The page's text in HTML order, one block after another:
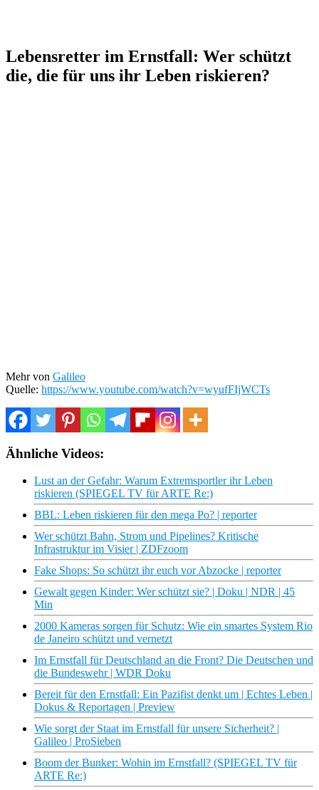
Lebensretter im Ernstfall: Wer schützt
die, die für uns ihr Leben riskieren?
Mehr von Galileo
Quelle: https://www.youtube.com/watch?v=wyufFIjWCTs
Ähnliche Videos:
Lust an der Gefahr: Warum Extremsportler ihr Leben
riskieren (SPIEGEL TV für ARTE Re:)
BBL: Leben riskieren für den mega Po? | reporter
Wer schützt Bahn, Strom und Pipelines? Kritische
Infrastruktur im Visier | ZDFzoom
Fake Shops: So schützt ihr euch vor Abzocke | reporter
Gewalt gegen Kinder: Wer schützt sie? | Doku | NDR | 45
Min
2000 Kameras sorgen für Schutz: Wie ein smartes System Rio
de Janeiro schützt und vernetzt
Im Ernstfall für Deutschland an die Front? Die Deutschen und
die Bundeswehr | WDR Doku
Bereit für den Ernstfall: Ein Pazifist denkt um | Echtes Leben |
Dokus & Reportagen | Preview
Wie sorgt der Staat im Ernstfall für unsere Sicherheit? |
Galileo | ProSieben
Boom der Bunker: Wohin im Ernstfall? (SPIEGEL TV für
ARTE Re:)